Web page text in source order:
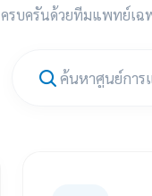
ครบครันด้วยทีมแพทย์เฉ